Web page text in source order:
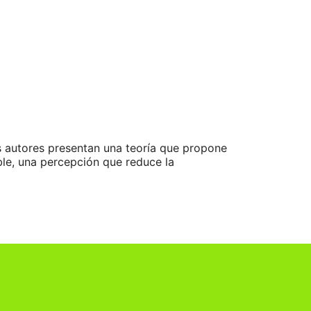
presentan una teoría que propone
una percepción que reduce la